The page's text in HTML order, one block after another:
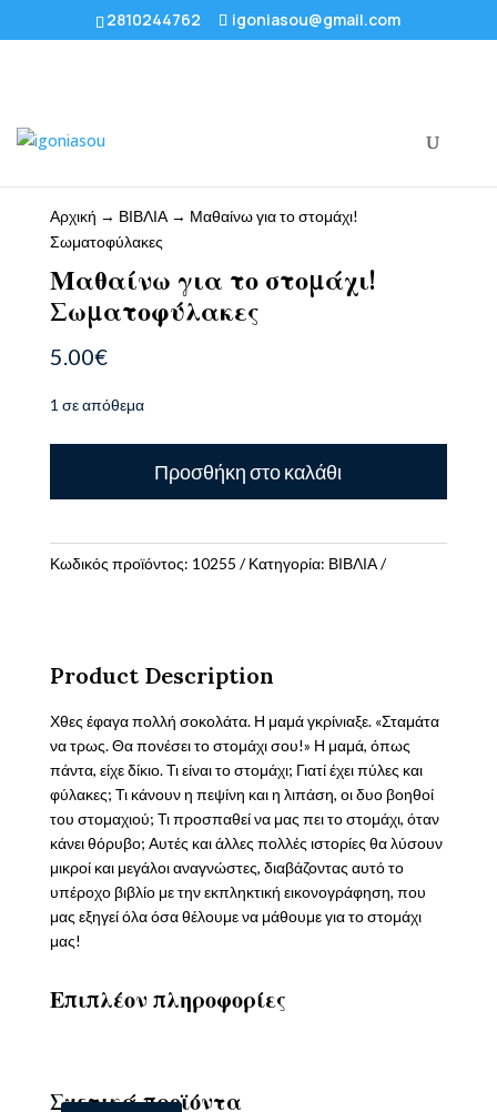
2810244762 igoniasou@gmail.com
Αρχική → ΒΙΒΛΙΑ→ Μαθαίνω για το στομάχι!
Σωματοφύλακες
Μαθαίνω για το στομάχι!
Σωματοφύλακες
5.00€
1 σε απόθεμα
το
Σωματοφύλακες
Προσθήκη στο καλάθι
Κωδικός προϊόντος: 10255 Κατηγορία: ΒΙΒΛΙΑ
Product Description
Χθες έφαγα πολλή σοκολάτα. Η μαμά γκρίνιαξε. «Σταμάτα
να τρως. Θα πονέσει το στομάχι σου!» Η μαμά, όπως
πάντα, είχε δίκιο. Τι είναι το στομάχι; Γιατί έχει πύλες και
φύλακες; Τι κάνουν η πεψίνη και η λιπάση, οι δυο βοηθοί
του στομαχιού; Τι προσπαθεί να μας πει το στομάχι, όταν
κάνει θόρυβο; Αυτές και άλλες πολλές ιστορίες θα λύσουν
μικροί και μεγάλοι αναγνώστες, διαβάζοντας αυτό το
υπέροχο βιβλίο με την εκπληκτική εικονογράφηση, που
μας εξηγεί όλα όσα θέλουμε να μάθουμε για το στομάχι
μας!
Επιπλέον πληροφορίες
Σχετικά προϊόντα